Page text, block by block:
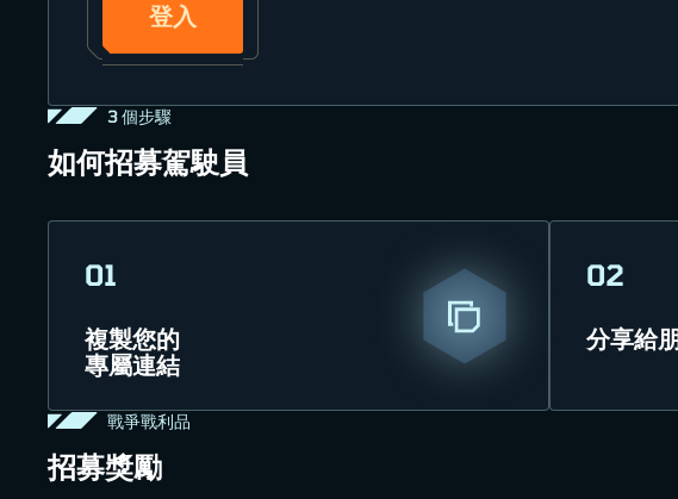
登入
3 個步驟
如何招募駕駛員
01
複製您的
專屬連結
02
分享給
戰爭戰利品
招募獎勵